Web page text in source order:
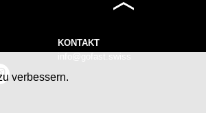
KONTAKT
info@gofast.swiss
verbessern.